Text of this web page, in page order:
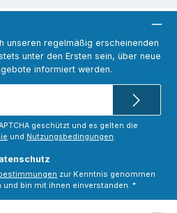
unseren regelmäßig erscheinenden
unter den Ersten sein, über neue
informiert werden.
geschützt und es gelten die
und Nutzungsbedingungen.
zur Kenntnis genommen
und bin mit ihnen einverstanden. *